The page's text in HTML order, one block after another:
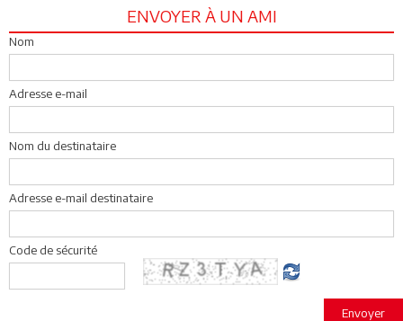
ENVOYER À UN AMI
Nom
Adresse e-mail
Nom du destinataire
Adresse e-mail destinataire
Code de sécurité
Envoyer